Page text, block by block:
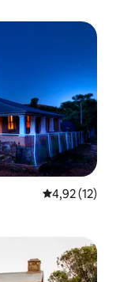
5 üzerinden
4,92 (12)